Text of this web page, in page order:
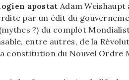
apostat Adam
par un édit du
?) du complot
entre autres, de la
constitution du Nouvel Ordre